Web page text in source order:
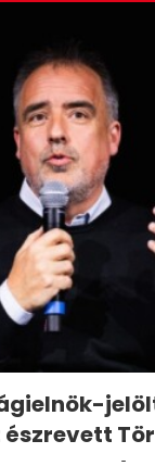
bukott le
egy